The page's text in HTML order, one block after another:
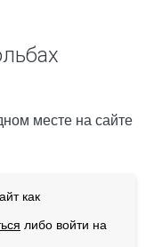
месте на сайте
как
либо войти на